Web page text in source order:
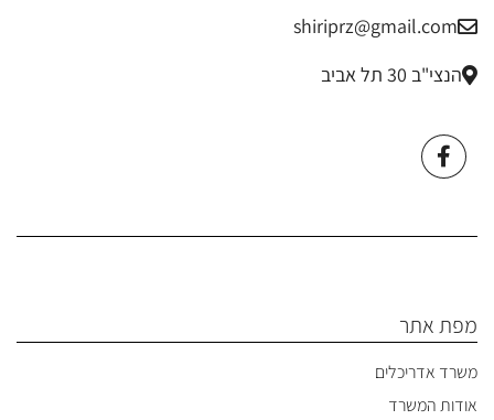
shiriprz@gmail.com
הנצי"ב 30 תל אביב
מפת אתר
משרד אדריכלים
אודות המשרד